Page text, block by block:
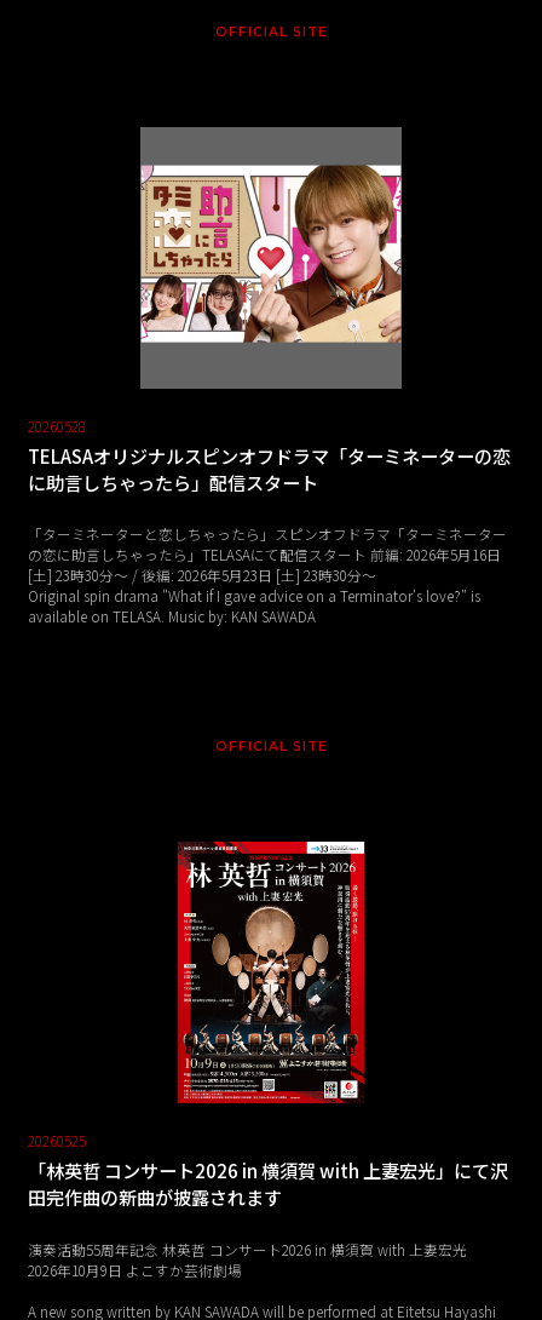
OFFICIAL SITE
20260528
TELASAオリジナルスピンオフドラマ「ターミネーターの恋
に助言しちゃったら」配信スタート
「ターミネーターと恋しちゃったら」スピンオフドラマ「ターミネーター
の恋に助言しちゃったら」TELASAにて配信スタート 前編: 2026年5月16日
[土] 23時30分〜 / 後編: 2026年5月23日 [土] 23時30分～
Original spin drama "What if I gave advice on a Terminator's love?" is
available on TELASA. Music by: KAN SAWADA
OFFICIAL SITE
20260525
「林英哲 コンサート2026 in 横須賀 with 上妻宏光」にて沢
田完作曲の新曲が披露されます
演奏活動55周年記念 林英哲 コンサート2026 in 横須賀 with 上妻宏光
2026年10月9日 よこすか芸術劇場
A new song written by KAN SAWADA will be performed at Eitetsu Hayashi